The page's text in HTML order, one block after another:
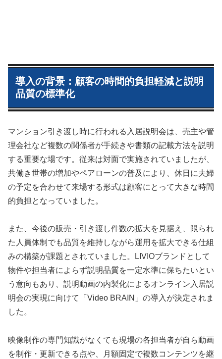
導入の背景：顧客の時間的負担軽減と説明
品質の標準化
マンション引き渡し時に行われる入居説明会は、売主や管
理会社など複数の関係者が手続きや書類の記載方法を説明
する重要な場です。従来は対面で実施されていましたが、
共働き世帯の増加やペアローンの普及により、休日に夫婦
の予定を合わせて来場する形式は顧客にとって大きな時間
的負担となっていました。
また、今後の販売・引き渡し件数の拡大を見据え、限られ
た人員体制でも品質を維持しながら運用を拡大できる仕組
みの構築が課題とされていました。LIVIOブランドとして
物件や担当者によらず説明品質を一定水準に保ちたいとい
う意向もあり、説明動画の内製化によるオンライン入居説
明会の実現に向けて「Video BRAIN」の導入が決定されま
した。
映像制作の専門知識がなくても現場の各担当者が自ら動画
を制作・更新できる点や、月額固定で複数コンテンツを継